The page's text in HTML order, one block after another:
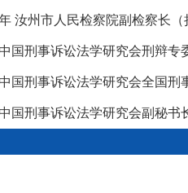
汝州市人民检察院副检察长（
刑事诉讼法学研究会刑辩专
中国刑事诉讼法学研究会全国刑
中国刑事诉讼法学研究会副秘书